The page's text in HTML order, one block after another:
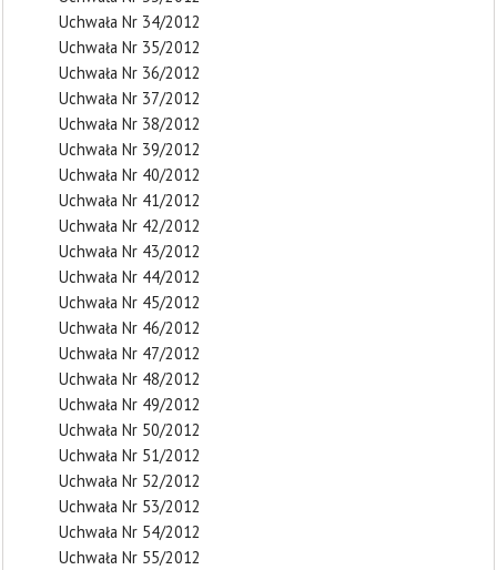
Uchwała Nr 34/2012
Uchwała Nr 35/2012
Uchwała Nr 36/2012
Uchwała Nr 37/2012
Uchwała Nr 38/2012
Uchwała Nr 39/2012
Uchwała Nr 40/2012
Uchwała Nr 41/2012
Uchwała Nr 42/2012
Uchwała Nr 43/2012
Uchwała Nr 44/2012
Uchwała Nr 45/2012
Uchwała Nr 46/2012
Uchwała Nr 47/2012
Uchwała Nr 48/2012
Uchwała Nr 49/2012
Uchwała Nr 50/2012
Uchwała Nr 51/2012
Uchwała Nr 52/2012
Uchwała Nr 53/2012
Uchwała Nr 54/2012
Uchwała Nr 55/2012